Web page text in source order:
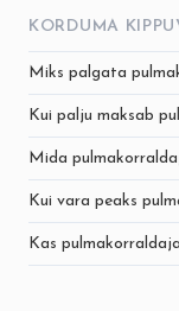
KORDUMA
Miks palgata
Kui palju maksab
Mida
Kui vara peaks
Kas